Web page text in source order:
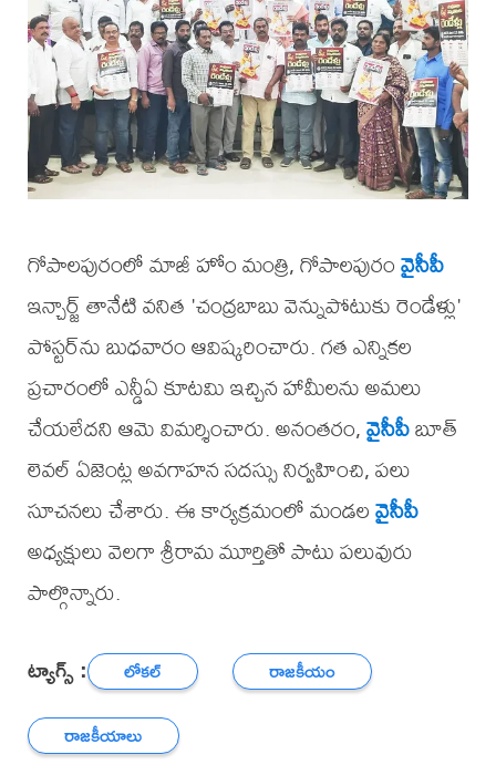
గోపాలపురంలో మాజీ హోం మంత్రి, గోపాలపురంవైసీపీ
ఇన్చార్జ్ తానేటి వనిత 'చంద్రబాబు వెన్నుపోటుకు రెండేళ్లు'
పోస్టర్‌ను బుధవారం ఆవిష్కరించారు. గత ఎన్నికల
ప్రచారంలో ఎన్డీఏ కూటమి ఇచ్చిన హామీలను అమలు
చేయలేదని ఆమె విమర్శించారు. అనంతరం,వైసీపీబూత్
లెవల్ ఏజెంట్ల అవగాహన సదస్సు నిర్వహించి, పలు
సూచనలు చేశారు. ఈ కార్యక్రమంలో మండలవైసీపీ
అధ్యక్షులు వెలగా శ్రీరామ మూర్తితో పాటు పలువురు
పాల్గొన్నారు.
ట్యాగ్స్ : లోకల్
రాజకీయం
రాజకీయాలు